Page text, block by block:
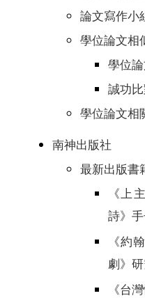
論文寫作小
學位論文相
學位
誠功
學位論文相
南神出版社
最新出版書
《上
詩》手
《約
劇》研
《台